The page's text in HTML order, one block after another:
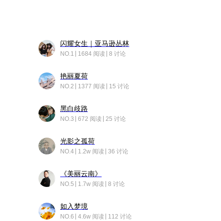
闪耀女生｜亚马逊丛林
NO.1 1684 阅读 8 讨论
艳丽夏荷
NO.2 1377 阅读 15 讨论
黑白歧路
NO.3 672 阅读 25 讨论
光影之孤荷
NO.4 1.2w 阅读 36 讨论
《美丽云南》
NO.5 1.7w 阅读 8 讨论
如入梦境
NO.6 4.6w 阅读 112 讨论